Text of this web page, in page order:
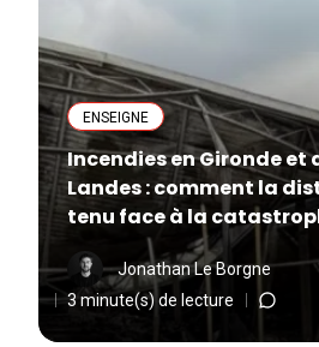
ENSEIGNE
Incendies en Gironde et
Landes : comment la
tenu face à la
Jonathan Le Borgne
3 minute(s) de lecture